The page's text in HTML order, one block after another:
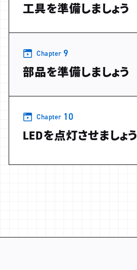
工具を準備しましょう
Chapter 9
部品を準備しましょう
Chapter 10
LEDを点灯させましょう